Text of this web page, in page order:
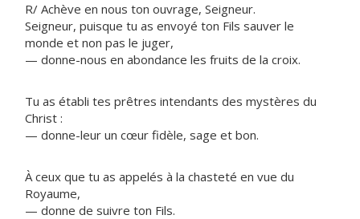
R/ Achève en nous ton ouvrage, Seigneur.
Seigneur, puisque tu as envoyé ton Fils sauver le
monde et non pas le juger,
— donne-nous en abondance les fruits de la croix.
Tu as établi tes prêtres intendants des mystères du
Christ :
— donne-leur un cœur fidèle, sage et bon.
À ceux que tu as appelés à la chasteté en vue du
Royaume,
— donne de suivre ton Fils.